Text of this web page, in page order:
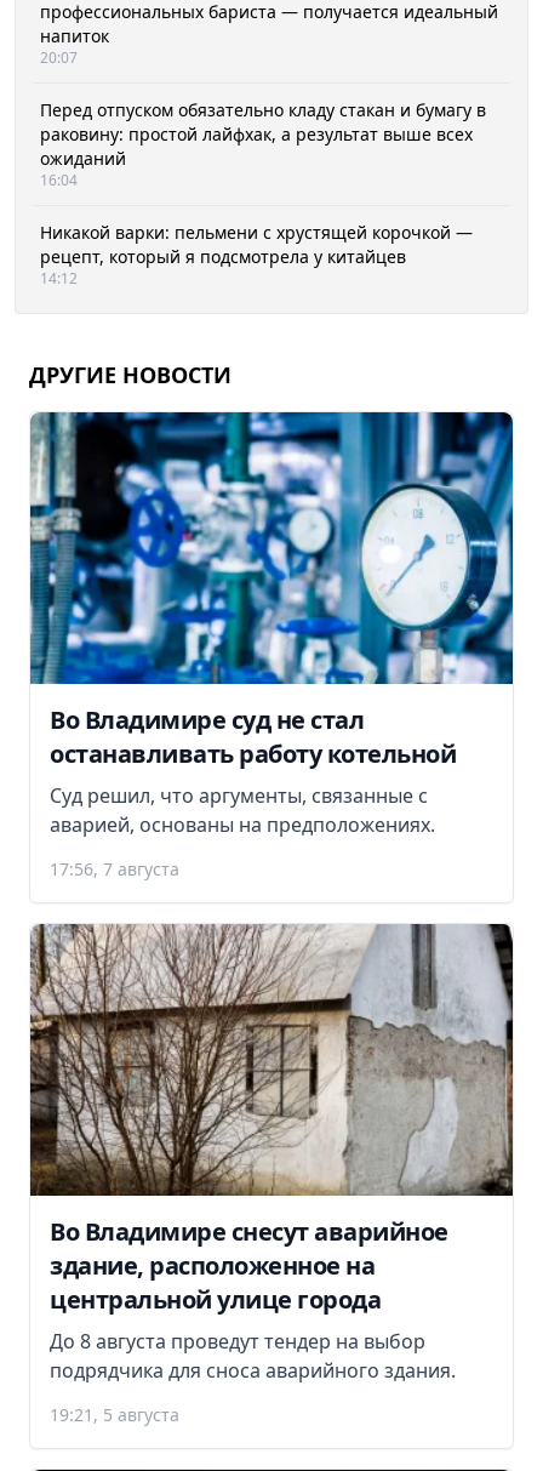
профессиональных бариста — получается идеальный
напиток
20:07
Перед отпуском обязательно кладу стакан и бумагу в
раковину: простой лайфхак, а результат выше всех
ожиданий
16:04
Никакой варки: пельмени с хрустящей корочкой —
рецепт, который я подсмотрела у китайцев
14:12
ДРУГИЕ НОВОСТИ
Во Владимире суд не стал
останавливать работу котельной
Суд решил, что аргументы, связанные с
аварией, основаны на предположениях.
17:56, 7 августа
Во Владимире снесут аварийное
здание, расположенное на
центральной улице города
До 8 августа проведут тендер на выбор
подрядчика для сноса аварийного здания.
19:21, 5 августа